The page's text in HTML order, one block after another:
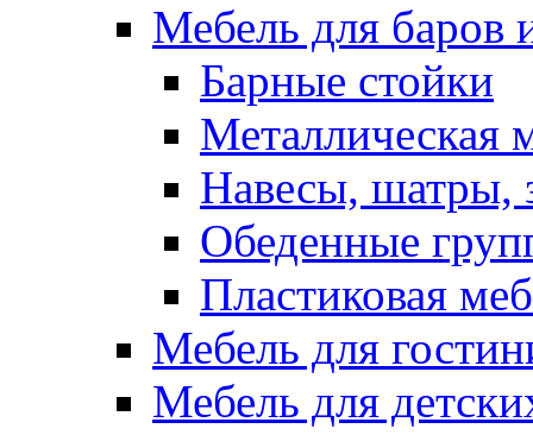
Мебель для баров
Барные стойки
Металлическая
Навесы, шатры,
Обеденные
Пластиковая
Мебель для
Мебель для